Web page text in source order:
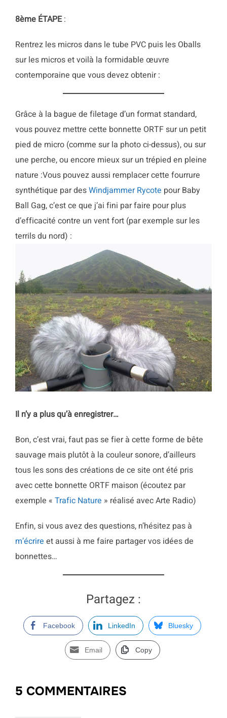
8ème ÉTAPE:
Rentrez les micros dans le tube PVC puis les Oballs
sur les micros et voilà la formidable œuvre
contemporaine que vous devez obtenir :
Grâce à la bague de filetage d’un format standard,
vous pouvez mettre cette bonnette ORTF sur un petit
pied de micro (comme sur la photo ci-dessus), ou sur
une perche, ou encore mieux sur un trépied en pleine
nature :Vous pouvez aussi remplacer cette fourrure
synthétique par desWindjammer Rycote pour Baby
Ball Gag, c’est ce que j’ai fini par faire pour plus
d’efficacité contre un vent fort (par exemple sur les
terrils du nord) :
Il n’y a plus qu’à enregistrer…
Bon, c’est vrai, faut pas se fier à cette forme de bête
sauvage mais plutôt à la couleur sonore, d’ailleurs
tous les sons des créations de ce site ont été pris
avec cette bonnette ORTF maison (écoutez par
exemple « Trafic Nature » réalisé avec Arte Radio)
Enfin, si vous avez des questions, n’hésitez pas à
m’écrire et aussi à me faire partager vos idées de
bonnettes…
Partagez :
Facebook LinkedIn Bluesky
Email Copy
5 COMMENTAIRES